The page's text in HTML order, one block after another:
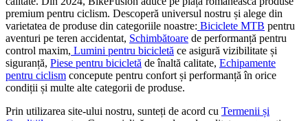
premium pentru ciclism. Descoperă universul nostru și alege din
varietatea de produse din categoriile noastre: Biciclete MTB pentru
aventuri pe teren accidentat, Schimbătoare de performanță pentru
control maxim, Lumini pentru bicicletă ce asigură vizibilitate și
siguranță, Piese pentru bicicletă de înaltă calitate, Echipamente
pentru ciclism concepute pentru confort și performanță în orice
condiții și multe alte categorii de produse.
Prin utilizarea site-ului nostru, sunteți de acord cu Termenii și